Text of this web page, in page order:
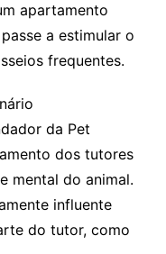
apartamento
a estimular o
frequentes.
da Pet
dos tutores
mental do animal.
influente
do tutor, como